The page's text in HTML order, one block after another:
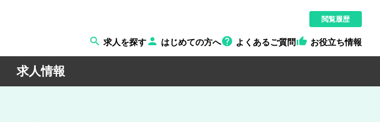
閲覧履歴
 求人を探す  はじめての方へ よくあるご質問  お役立ち情報
求人情報